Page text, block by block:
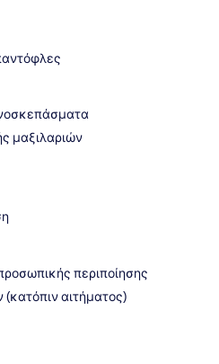
μαξιλαριών
περιποίησης
(κατόπιν αιτήματος)